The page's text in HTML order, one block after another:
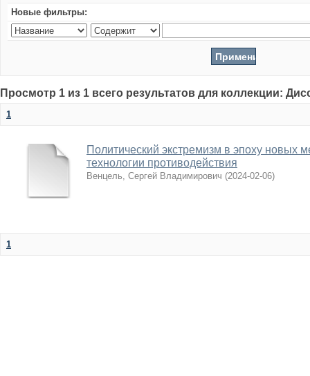
Новые фильтры:
Просмотр 1 из 1 всего результатов для коллекции:
1
Политический экстремизм в эпоху новых
технологии противодействия
Венцель, Сергей Владимирович (2024-02-06)
1